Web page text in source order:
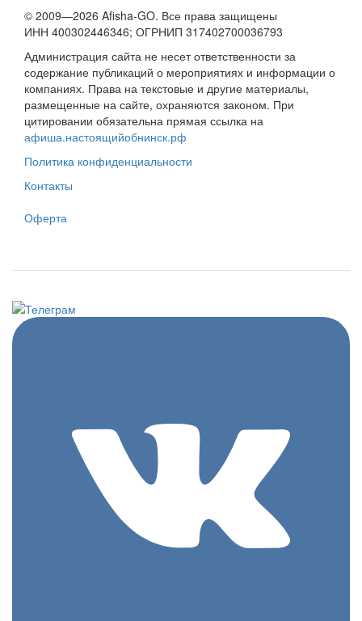
© 2009—2026 Afisha-GO. Все права защищены
ИНН 400302446346; ОГРНИП 317402700036793
Администрация сайта не несет ответственности за
содержание публикаций о мероприятиях и информации о
компаниях. Права на текстовые и другие материалы,
размещенные на сайте, охраняются законом. При
цитировании обязательна прямая ссылка на
афиша.настоящийобнинск.рф
Политика конфиденциальности
Контакты
Оферта